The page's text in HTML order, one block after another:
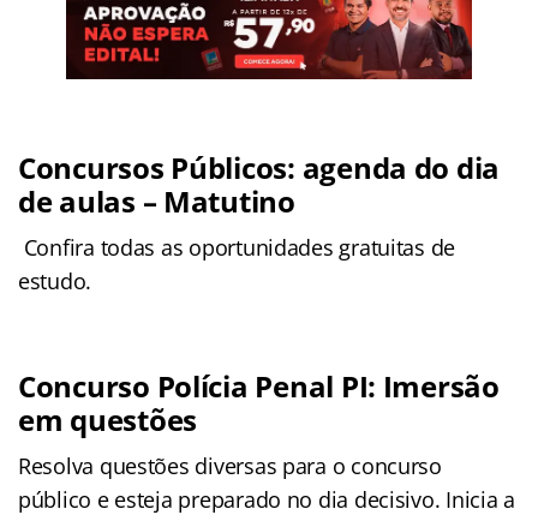
Concursos Públicos: agenda do dia
de aulas – Matutino
Confira todas as oportunidades gratuitas de
estudo.
Concurso Polícia Penal PI: Imersão
em questões
Resolva questões diversas para o concurso
público e esteja preparado no dia decisivo. Inicia a